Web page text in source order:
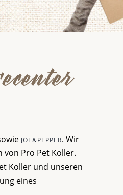
JOE&PEPPER. Wir
Pro Pet Koller.
Koller und unseren
eines